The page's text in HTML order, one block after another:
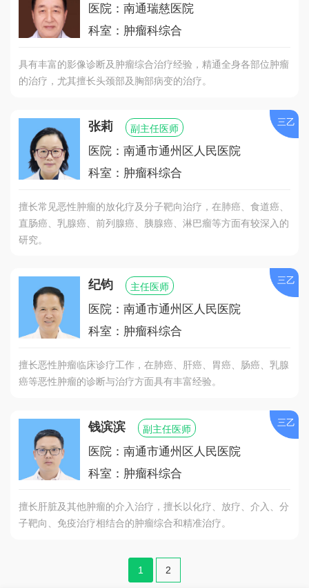
医院：南通瑞慈医院
科室：肿瘤科综合
具有丰富的影像诊断及肿瘤综合治疗经验，精通全身各部位肿瘤
的治疗，尤其擅长头颈部及胸部病变的治疗。
张莉 副主任医师
医院：南通市通州区人民医院
科室：肿瘤科综合
擅长常见恶性肿瘤的放化疗及分子靶向治疗，在肺癌、食道癌、
直肠癌、乳腺癌、前列腺癌、胰腺癌、淋巴瘤等方面有较深入的
研究。
三乙
纪钧 主任医师
医院：南通市通州区人民医院
科室：肿瘤科综合
擅长恶性肿瘤临床诊疗工作，在肺癌、肝癌、胃癌、肠癌、乳腺
癌等恶性肿瘤的诊断与治疗方面具有丰富经验。
三乙
钱滨滨 副主任医师
医院：南通市通州区人民医院
科室：肿瘤科综合
擅长肝脏及其他肿瘤的介入治疗，擅长以化疗、放疗、介入、分
子靶向、免疫治疗相结合的肿瘤综合和精准治疗。
三乙
1 2